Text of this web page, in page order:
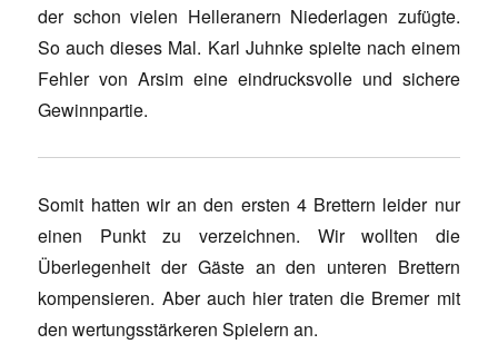
der schon vielen Helleranern Niederlagen zufügte.
So auch dieses Mal. Karl Juhnke spielte nach einem
Fehler von Arsim eine eindrucksvolle und sichere
Gewinnpartie.
Somit hatten wir an den ersten 4 Brettern leider nur
einen Punkt zu verzeichnen. Wir wollten die
Überlegenheit der Gäste an den unteren Brettern
kompensieren. Aber auch hier traten die Bremer mit
den wertungsstärkeren Spielern an.